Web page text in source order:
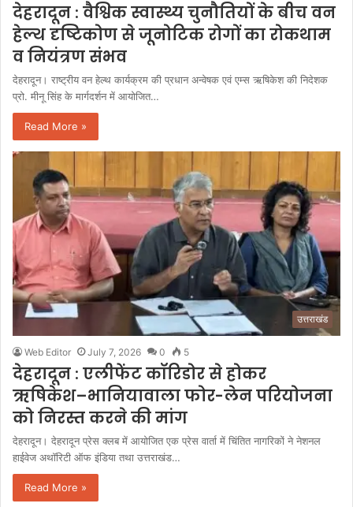
देहरादून : वैश्विक स्वास्थ्य चुनौतियों के बीच वन
हेल्थ दृष्टिकोण से जूनोटिक रोगों का रोकथाम
व नियंत्रण संभव
देहरादून। राष्ट्रीय वन हेल्थ कार्यक्रम की प्रधान अन्वेषक एवं एम्स ऋषिकेश की निदेशक
प्रो. मीनू सिंह के मार्गदर्शन में आयोजित…
Read More »
उत्तराखंड
Web Editor July 7, 2026 0 5
देहरादून : एलीफेंट कॉरिडोर से होकर
ऋषिकेश–भानियावाला फोर-लेन परियोजना
को निरस्त करने की मांग
देहरादून। देहरादून प्रेस क्लब में आयोजित एक प्रेस वार्ता में चिंतित नागरिकों ने नेशनल
हाईवेज अथॉरिटी ऑफ इंडिया तथा उत्तराखंड…
Read More »